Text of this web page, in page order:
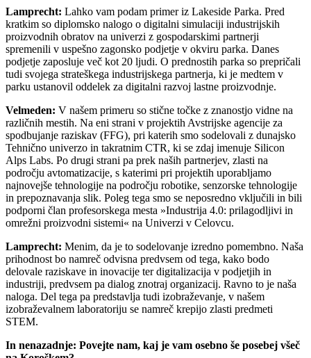
Lamprecht: Lahko vam podam primer iz Lakeside Parka. Pred
kratkim so diplomsko nalogo o digitalni simulaciji industrijskih
proizvodnih obratov na univerzi z gospodarskimi partnerji
spremenili v uspešno zagonsko podjetje v okviru parka. Danes
podjetje zaposluje več kot 20 ljudi. O prednostih parka so prepričali
tudi svojega strateškega industrijskega partnerja, ki je medtem v
parku ustanovil oddelek za digitalni razvoj lastne proizvodnje.
Velmeden: V našem primeru so stične točke z znanostjo vidne na
različnih mestih. Na eni strani v projektih Avstrijske agencije za
spodbujanje raziskav (FFG), pri katerih smo sodelovali z dunajsko
Tehnično univerzo in takratnim CTR, ki se zdaj imenuje Silicon
Alps Labs. Po drugi strani pa prek naših partnerjev, zlasti na
področju avtomatizacije, s katerimi pri projektih uporabljamo
najnovejše tehnologije na področju robotike, senzorske tehnologije
in prepoznavanja slik. Poleg tega smo se neposredno vključili in bili
podporni član profesorskega mesta »Industrija 4.0: prilagodljivi in
omrežni proizvodni sistemi« na Univerzi v Celovcu.
Lamprecht: Menim, da je to sodelovanje izredno pomembno. Naša
prihodnost bo namreč odvisna predvsem od tega, kako bodo
delovale raziskave in inovacije ter digitalizacija v podjetjih in
industriji, predvsem pa dialog znotraj organizacij. Ravno to je naša
naloga. Del tega pa predstavlja tudi izobraževanje, v našem
izobraževalnem laboratoriju se namreč krepijo zlasti predmeti
STEM.
In nenazadnje: Povejte nam, kaj je vam osebno še posebej všeč